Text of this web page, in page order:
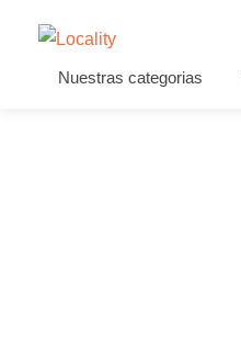
Nuestras categorias